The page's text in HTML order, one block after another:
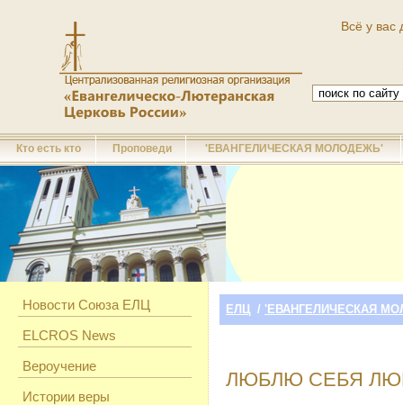
Всё у вас
Кто есть кто Проповеди 'ЕВАНГЕЛИЧЕСКАЯ МОЛОДЕЖЬ'
Новости Союза ЕЛЦ
ELCROS News
Вероучение
Истории веры
ЕЛЦ / 'ЕВАНГЕЛИЧЕСКАЯ
ЛЮБЛЮ СЕБЯ